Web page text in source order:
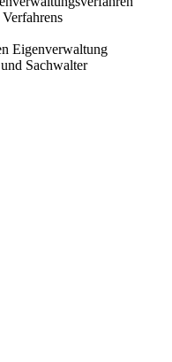
Eigenverwaltung
Sachwalter